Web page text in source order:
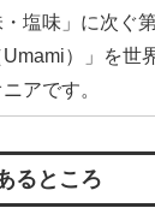
塩味」に次ぐ
Umami）」を世
アです。
るところ